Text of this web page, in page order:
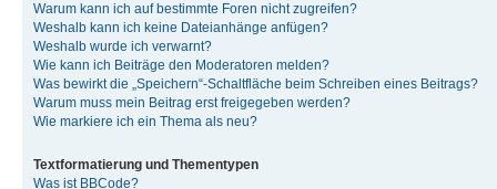
Warum kann ich auf bestimmte Foren nicht zugreifen?
Weshalb kann ich keine Dateianhänge anfügen?
Weshalb wurde ich verwarnt?
Wie kann ich Beiträge den Moderatoren melden?
Was bewirkt die „Speichern“-Schaltfläche beim Schreiben eines Beitrags?
Warum muss mein Beitrag erst freigegeben werden?
Wie markiere ich ein Thema als neu?
Textformatierung und Thementypen
Was ist BBCode?